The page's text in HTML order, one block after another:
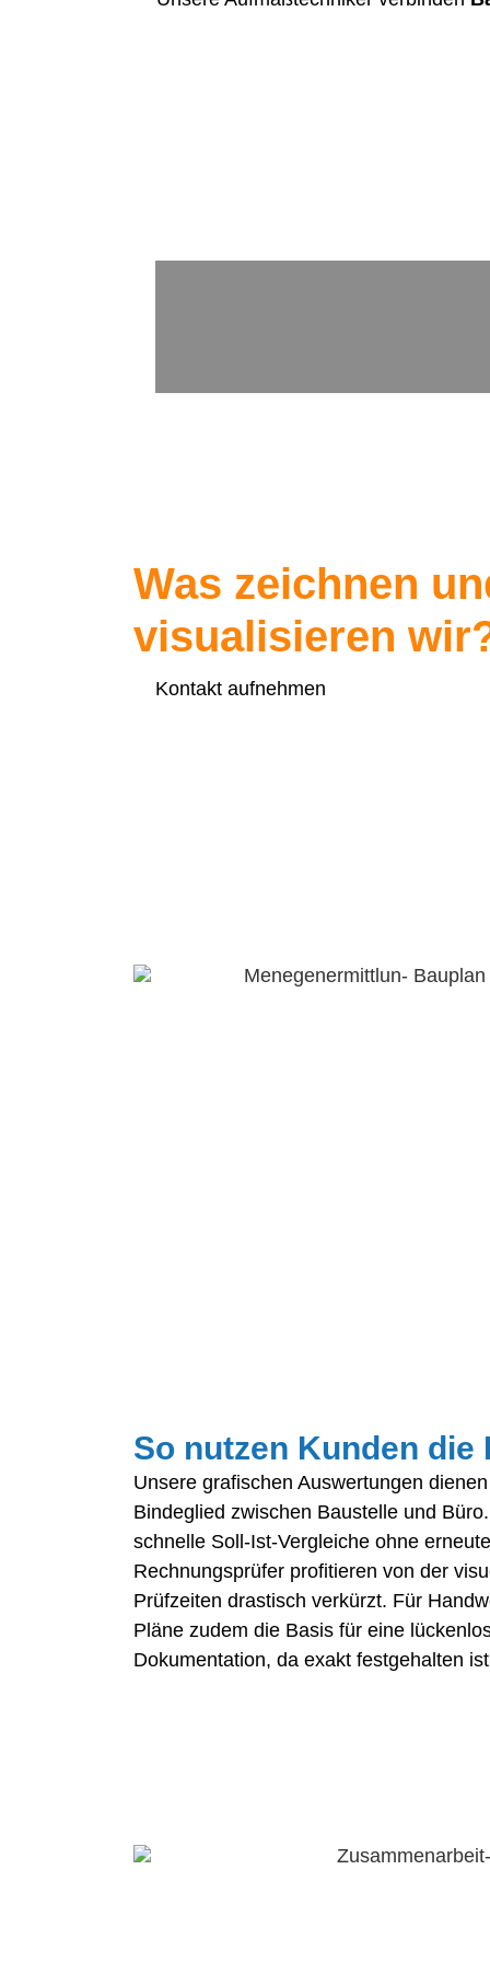
Was zeichnen
visualisieren
Kontakt aufnehmen
So nutzen Kunden die
Unsere grafischen Auswertungen
Bindeglied zwischen Baustelle und
schnelle Soll-Ist-Vergleiche ohne
Rechnungsprüfer profitieren von der
Prüfzeiten drastisch verkürzt. Für
Pläne zudem die Basis für eine
Dokumentation, da exakt festgehalten